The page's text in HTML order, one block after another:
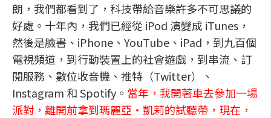
朗，我們都看到了，科技帶給音樂許多不可思議的
好處。十年內，我們已經從 iPod 演變成 iTunes，
然後是臉書、iPhone、YouTube、iPad，到九百個
電視頻道，到行動裝置上的社會遊戲，到串流、訂
閱服務、數位收音機、推特（Twitter）、
Instagram 和 Spotify。 當年，我開著車去參加一場
派對，離開前拿到瑪麗亞‧凱莉的試聽帶，現在，